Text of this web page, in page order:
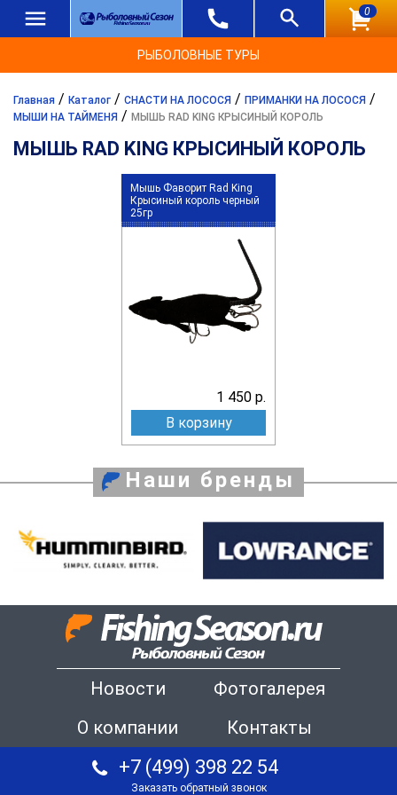
0
РЫБОЛОВНЫЕ ТУРЫ
Главная / Каталог / СНАСТИ НА ЛОСОСЯ / ПРИМАНКИ НА ЛОСОСЯ /
МЫШИ НА ТАЙМЕНЯ / МЫШЬ RAD KING КРЫСИНЫЙ КОРОЛЬ
МЫШЬ RAD KING КРЫСИНЫЙ КОРОЛЬ
Мышь Фаворит Rad King
Крысиный король черный
25гр
1 450 р.
В корзину
Наши бренды
Новости
Фотогалерея
О компании
Контакты
+7 (499) 398 22 54
Заказать обратный звонок